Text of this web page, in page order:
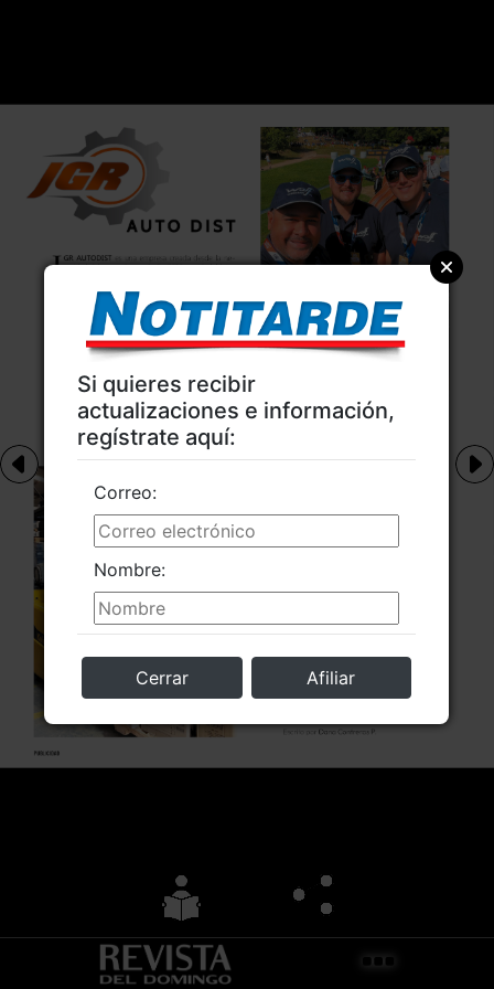
Si quieres recibir
actualizaciones e información,
regístrate aquí:
Nombre:
Correo:
Cerrar Afiliar